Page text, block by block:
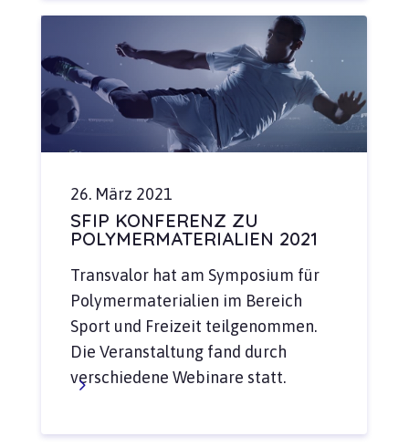
26. März 2021
SFIP KONFERENZ ZU
POLYMERMATERIALIEN 2021
Transvalor hat am Symposium für
Polymermaterialien im Bereich
Sport und Freizeit teilgenommen.
Die Veranstaltung fand durch
verschiedene Webinare statt.